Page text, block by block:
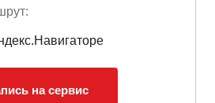
на сервис